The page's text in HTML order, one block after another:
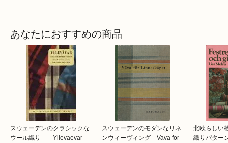
あなたにおすすめの商品
スウェーデンのクラシックな
ウール織り Yllevaevar
スウェーデンのモダンなリネ
ンウィーヴィング Vava for
北欧らしい
織りパター